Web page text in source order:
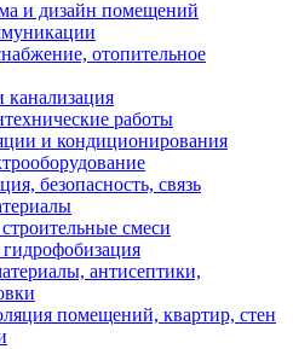
и дизайн помещений
отопительное
работы
и кондиционирования
безопасность, связь
смеси
антисептики,
помещений, квартир, стен